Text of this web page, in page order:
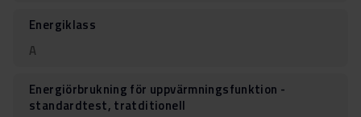
Energiklass
A
Energiörbrukning för uppvärmningsfunktion -
standardtest, tratditionell